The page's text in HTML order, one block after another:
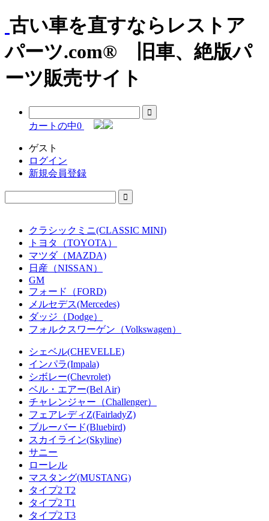
古い車を直すならレストア
パーツ.com® 旧車、絶版パ
ーツ販売サイト
カートの中0
ゲスト
ログイン
新規会員登録
クラシックミニ(CLASSIC MINI)
トヨタ（TOYOTA）
マツダ（MAZDA)
日産（NISSAN）
GM
フォード（FORD)
メルセデス(Mercedes)
ダッジ（Dodge）
フォルクスワーゲン（Volkswagen）
シェベル(CHEVELLE)
インパラ(Impala)
シボレー(Chevrolet)
ベル・エアー(Bel Air)
チャレンジャー（Challenger）
フェアレディZ(FairladyZ)
ブルーバード(Bluebird)
スカイライン(Skyline)
サニー
ローレル
マスタング(MUSTANG)
タイプ2 T2
タイプ2 T1
タイプ2 T3